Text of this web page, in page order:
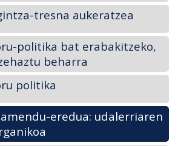
tresna aukeratzea
politika bat erabakitzeko,
beharra
politika
eredua: udalerriaren